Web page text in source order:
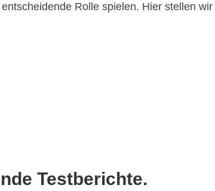
Rolle spielen. Hier stellen
Testberichte.